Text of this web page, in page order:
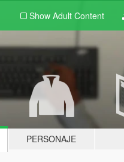
Show Adult Content
PERSONAJE